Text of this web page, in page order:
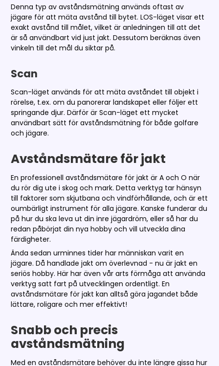
Denna typ av avståndsmätning används oftast av
jägare för att mäta avstånd till bytet. LOS-läget visar ett
exakt avstånd till målet, vilket är anledningen till att det
är så användbart vid just jakt. Dessutom beräknas även
vinkeln till det mål du siktar på.
Scan
Scan-läget används för att mäta avståndet till objekt i
rörelse, t.ex. om du panorerar landskapet eller följer ett
springande djur. Därför är Scan-läget ett mycket
användbart sätt för avståndsmätning för både golfare
och jägare.
Avståndsmätare för jakt
En professionell avståndsmätare för jakt är A och O när
du rör dig ute i skog och mark. Detta verktyg tar hänsyn
till faktorer som skjutbana och vindförhållande, och är ett
oumbärligt instrument för alla jägare. Kanske funderar du
på hur du ska leva ut din inre jägardröm, eller så har du
redan påbörjat din nya hobby och vill utveckla dina
färdigheter.
Ända sedan urminnes tider har människan varit en
jägare. Då handlade jakt om överlevnad - nu är jakt en
seriös hobby. Här har även vår arts förmåga att använda
verktyg satt fart på utvecklingen ordentligt. En
avståndsmätare för jakt kan alltså göra jagandet både
lättare, roligare och mer effektivt!
Snabb och precis
avståndsmätning
Med en avståndsmätare behöver du inte längre gissa hur